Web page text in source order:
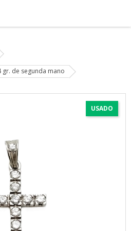
gr. de segunda mano
USADO